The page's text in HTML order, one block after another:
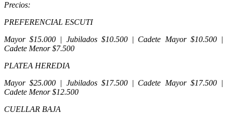
Precios:
PREFERENCIAL ESCUTI
Mayor $15.000 | Jubilados $10.500 | Cadete Mayor $10.500 |
Cadete Menor $7.500
PLATEA HEREDIA
Mayor $25.000 | Jubilados $17.500 | Cadete Mayor $17.500 |
Cadete Menor $12.500
CUELLAR BAJA